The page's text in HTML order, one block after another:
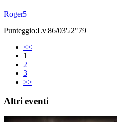
Roger5
Punteggio:Lv:86/03'22"79
<<
1
2
3
>>
Altri eventi